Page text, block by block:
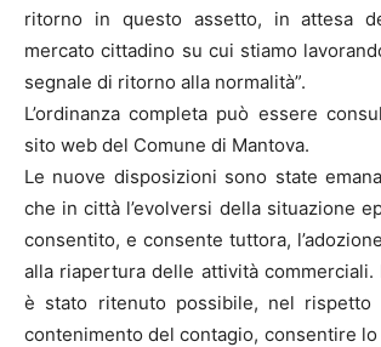
ritorno in questo assetto, in attesa
mercato cittadino su cui stiamo
segnale di ritorno alla normalità”.
L’ordinanza completa può essere
sito web del Comune di Mantova.
Le nuove disposizioni sono state
che in città l’evolversi della situazione
consentito, e consente tuttora,
alla riapertura delle attività commerciali.
è stato ritenuto possibile, nel rispetto
contenimento del contagio, consentire